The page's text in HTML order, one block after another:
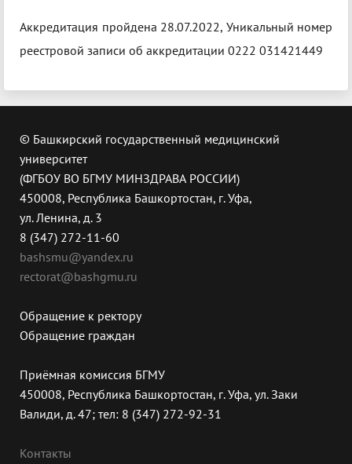
Аккредитация пройдена 28.07.2022, Уникальный номер
реестровой записи об аккредитации 0222 031421449
© Башкирский государственный медицинский
университет
(ФГБОУ ВО БГМУ МИНЗДРАВА РОССИИ)
450008, Республика Башкортостан, г. Уфа,
ул. Ленина, д. 3
8 (347) 272-11-60
bashsmu@yandex.ru
rectorat@bashgmu.ru
Обращение к ректору
Обращение граждан
Приёмная комиссия БГМУ
450008, Республика Башкортостан, г. Уфа, ул. Заки
Валиди, д. 47; тел: 8 (347) 272-92-31
Контакты